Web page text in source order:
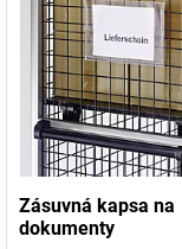
Zásuvná kapsa na
dokumenty